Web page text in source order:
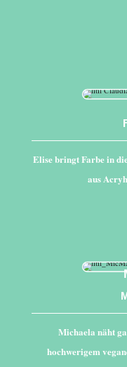
Elise bringt Farbe in
aus
Michaela näht
hochwerigem